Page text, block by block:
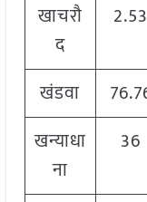
खाचरौ
द
2.53
खंडवा
खन्याधा
ना
36